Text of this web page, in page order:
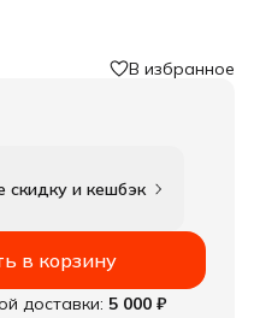
В избранное
скидку и кешбэк
в корзину
доставки: 5 000 ₽